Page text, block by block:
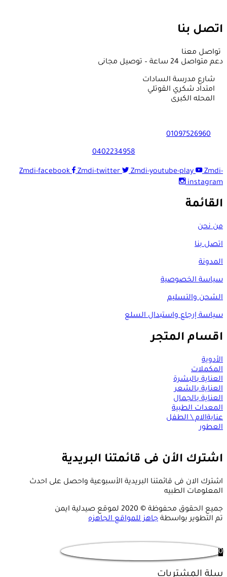
اتصل بنا
تواصل معنا
دعم متواصل 24 ساعة – توصيل مجانى
شارع مدرسة السادات
امتداد شكري القوتلي
المحله الكبرى
01097526960
0402234958
Zmdi-facebook Zmdi-twitter Zmdi-youtube-play
Zmdi-
instagram
القائمة
من نحن
اتصل بنا
المدونة
سياسة الخصوصية
الشحن والتسليم
سياسة إرجاع واستبدال السلع
اقسام المتجر
الأدوية
المكملات
العناية بالبشرة
العناية بالشعر
العناية بالجمال
المعدات الطبية
عنايةالام \ الطفل
العطور
اشترك الأن فى قائمتنا البريدية
اشترك الان فى قائمتنا البريدية الأسبوعية واحصل على احدث
المعلومات الطبيه
جميع الحقوق محفوظة © 2020 لموقع صيدلية ايمن
تم التطوير بواسطة جاهز للمواقع الجاهزه
0
سلة المشتريات